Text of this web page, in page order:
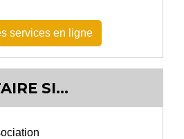
services en ligne
SI…